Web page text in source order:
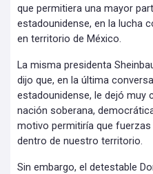
que permitiera una mayor
estadounidense, en la lucha
en territorio de México.
La misma presidenta
dijo que, en la última
estadounidense, le dejó muy
nación soberana,
motivo permitiría que
dentro de nuestro territorio.
Sin embargo, el detestable